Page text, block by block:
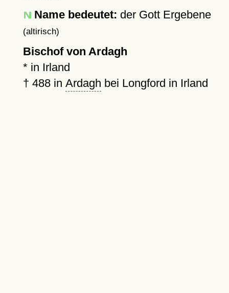
Name bedeutet: der Gott Ergebene
(altirisch)
Bischof von Ardagh
* in Irland
† 488in Ardagh bei Longford in Irland